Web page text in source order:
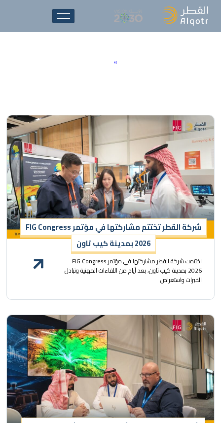
»
شركة القطر تختتم مشاركتها في مؤتمر FIG Congress
2026 بمدينة كيب تاون
اختتمت شركة القطر مشاركتها في مؤتمر FIG Congress
2026 بمدينة كيب تاون، بعد أيام من اللقاءات المهنية وتبادل
الخبرات واستعراض